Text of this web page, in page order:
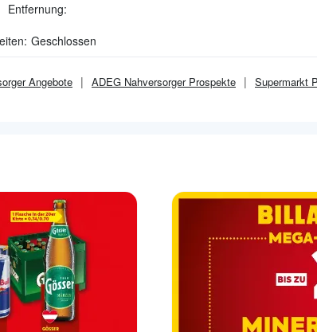
Entfernung:
Geschlossen
Angebote ADEG NahversorgerProspekte Supermarkt